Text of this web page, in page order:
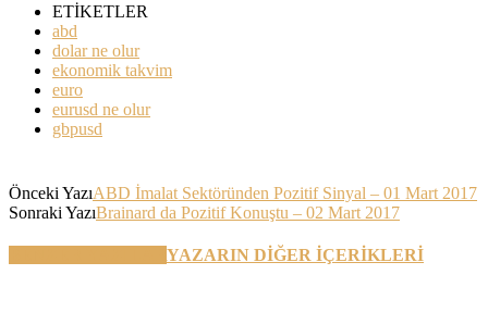
ETİKETLER
abd
dolar ne olur
ekonomik takvim
euro
eurusd ne olur
gbpusd
Önceki YazıABD İmalat Sektöründen Pozitif Sinyal – 01 Mart 2017
Sonraki YazıBrainard da Pozitif Konuştu – 02 Mart 2017
YAZARIN DİĞER İÇERİKLERİ